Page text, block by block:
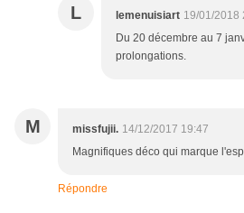
L lemenuisiart 19/01/2018
Du 20 décembre au 7
prolongations.
M missfujii. 14/12/2017 19:47
Magnifiques déco qui marque
Répondre